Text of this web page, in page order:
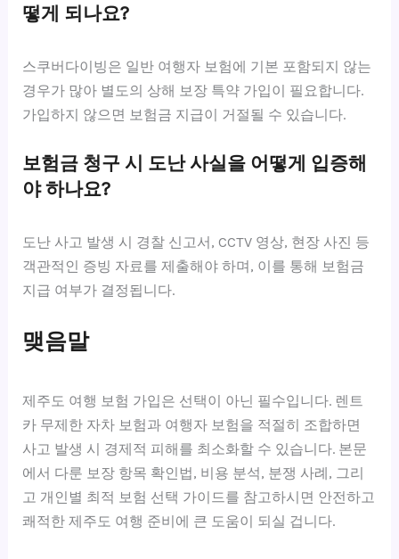
떻게 되나요?
스쿠버다이빙은 일반 여행자 보험에 기본 포함되지 않는
경우가 많아 별도의 상해 보장 특약 가입이 필요합니다.
가입하지 않으면 보험금 지급이 거절될 수 있습니다.
보험금 청구 시 도난 사실을 어떻게 입증해
야 하나요?
도난 사고 발생 시 경찰 신고서, CCTV 영상, 현장 사진 등
객관적인 증빙 자료를 제출해야 하며, 이를 통해 보험금
지급 여부가 결정됩니다.
맺음말
제주도 여행 보험 가입은 선택이 아닌 필수입니다. 렌트
카 무제한 자차 보험과 여행자 보험을 적절히 조합하면
사고 발생 시 경제적 피해를 최소화할 수 있습니다. 본문
에서 다룬 보장 항목 확인법, 비용 분석, 분쟁 사례, 그리
고 개인별 최적 보험 선택 가이드를 참고하시면 안전하고
쾌적한 제주도 여행 준비에 큰 도움이 되실 겁니다.